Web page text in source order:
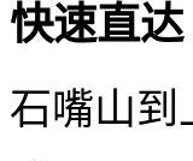
快速直达
石嘴山到